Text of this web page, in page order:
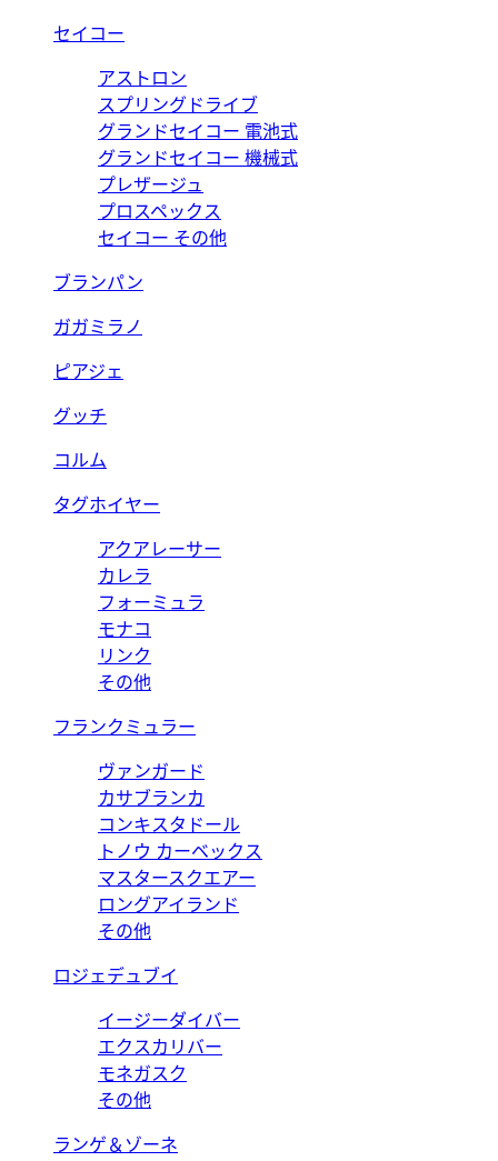
セイコー
アストロン
スプリングドライブ
グランドセイコー 電池式
グランドセイコー 機械式
プレザージュ
プロスペックス
セイコー その他
ブランパン
ガガミラノ
ピアジェ
グッチ
コルム
タグホイヤー
アクアレーサー
カレラ
フォーミュラ
モナコ
リンク
その他
フランクミュラー
ヴァンガード
カサブランカ
コンキスタドール
トノウ カーベックス
マスタースクエアー
ロングアイランド
その他
ロジェデュブイ
イージーダイバー
エクスカリバー
モネガスク
その他
ランゲ＆ゾーネ